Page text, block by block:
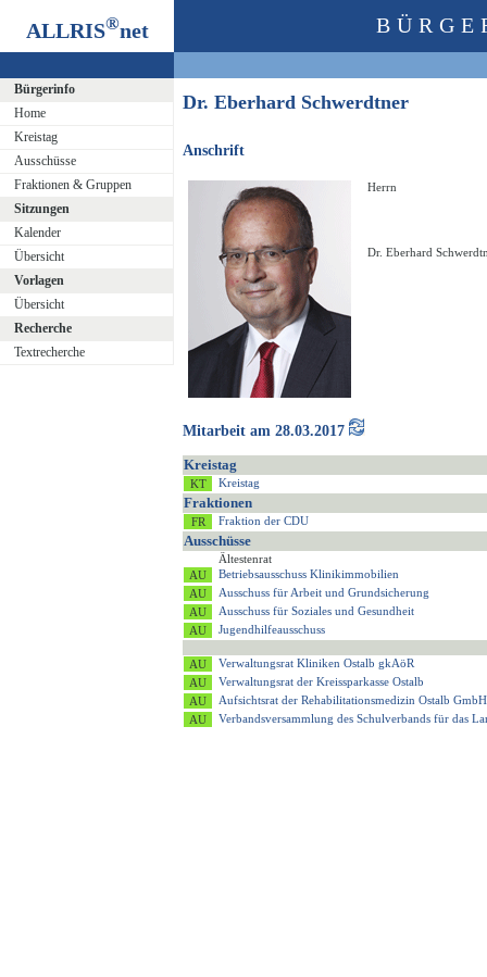
ALLRIS®net
Bürgerinfo
Home
Kreistag
Ausschüsse
Fraktionen & Gruppen
Sitzungen
Kalender
Übersicht
Vorlagen
Übersicht
Recherche
Textrecherche
Dr. Eberhard Schwerdtner
Anschrift
Herrn
Dr. Eberhard
Mitarbeit am 28.03.2017
Kreistag
Kreistag
Fraktionen
Fraktion der CDU
Ausschüsse
Ältestenrat
Betriebsausschuss Klinikimmobilien
Ausschuss für Arbeit und Grundsicherung
Ausschuss für Soziales und Gesundheit
Jugendhilfeausschuss
Verwaltungsrat Kliniken Ostalb gkAöR
Verwaltungsrat der Kreissparkasse Ostalb
Aufsichtsrat der Rehabilitationsmedizin Ostalb GmbH
Verbandsversammlung des Schulverbands für das